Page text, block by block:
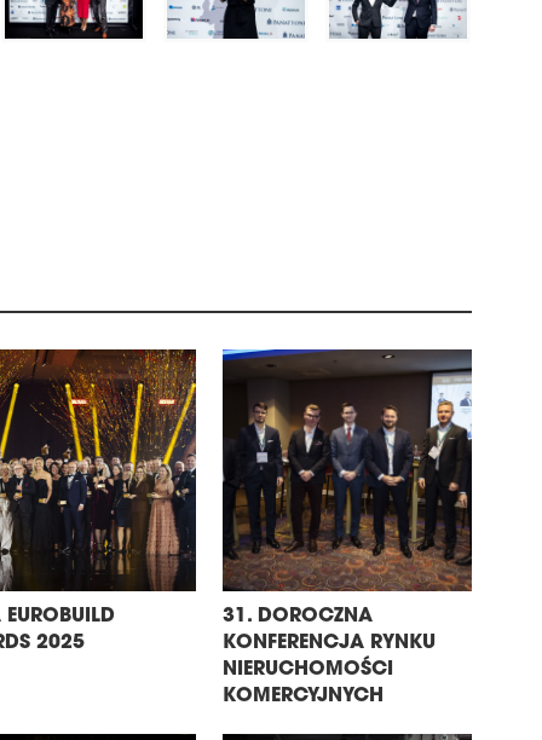
2025
31. DOROCZNA
KONFERENCJA RYNKU
NIERUCHOMOŚCI
KOMERCYJNYCH